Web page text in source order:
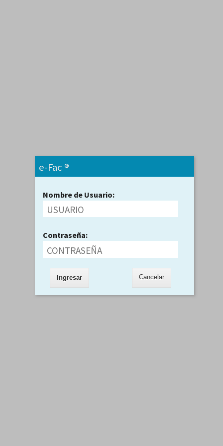
e-Fac ®
Nombre de Usuario:
Contraseña:
Cancelar